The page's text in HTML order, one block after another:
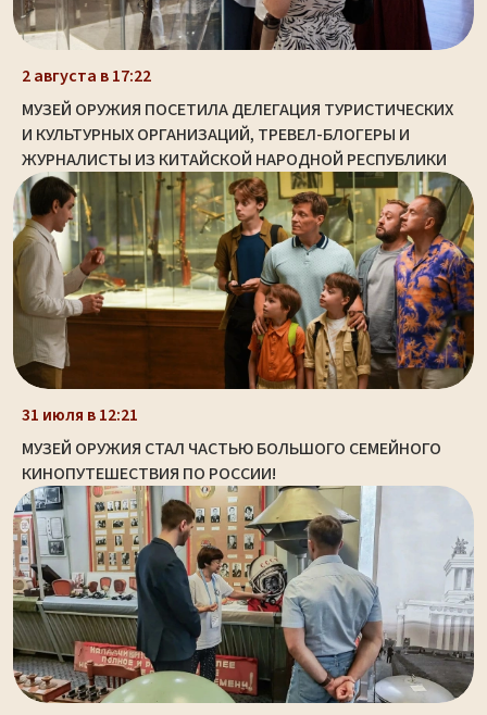
2 августа в 17:22
МУЗЕЙ ОРУЖИЯ ПОСЕТИЛА ДЕЛЕГАЦИЯ ТУРИСТИЧЕСКИХ
И КУЛЬТУРНЫХ ОРГАНИЗАЦИЙ, ТРЕВЕЛ-БЛОГЕРЫ И
ЖУРНАЛИСТЫ ИЗ КИТАЙСКОЙ НАРОДНОЙ РЕСПУБЛИКИ
31 июля в 12:21
МУЗЕЙ ОРУЖИЯ СТАЛ ЧАСТЬЮ БОЛЬШОГО СЕМЕЙНОГО
КИНОПУТЕШЕСТВИЯ ПО РОССИИ!